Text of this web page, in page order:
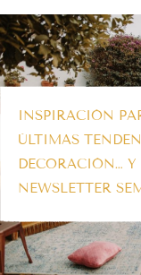
INSPIRACIÓN
ÚLTIMAS
DECORACIÓN…
NEWSLETTER